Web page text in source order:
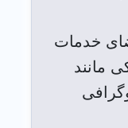
خدمات
مانند